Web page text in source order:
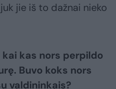
jie iš to dažnai nieko
kas nors perpildo
Buvo koks nors
valdininkais?